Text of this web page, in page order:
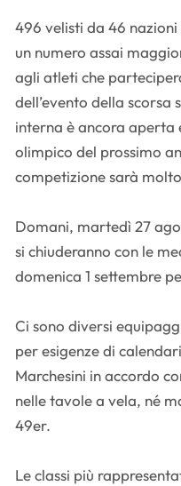
496 velisti da 46 nazioni
un numero assai
agli atleti che
dell’evento della
interna è ancora aperta
olimpico del prossimo
competizione sarà
Domani, martedì 27
si chiuderanno con le
domenica 1 settembre
Ci sono diversi
per esigenze di
Marchesini in accordo
nelle tavole a vela, né
49er.
Le classi più